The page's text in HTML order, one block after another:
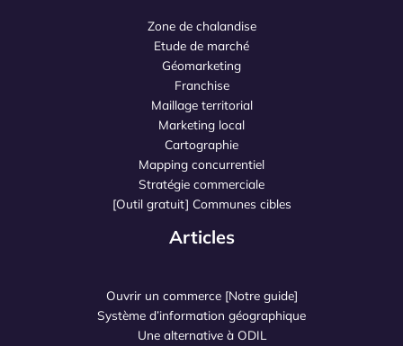
Zone de chalandise
Etude de marché
Géomarketing
Franchise
Maillage territorial
Marketing local
Cartographie
Mapping concurrentiel
Stratégie commerciale
[Outil gratuit] Communes cibles
Articles
Ouvrir un commerce [Notre guide]
Système d’information géographique
Une alternative à ODIL